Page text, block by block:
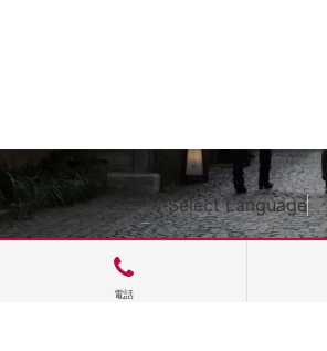
Select Language▼
電話